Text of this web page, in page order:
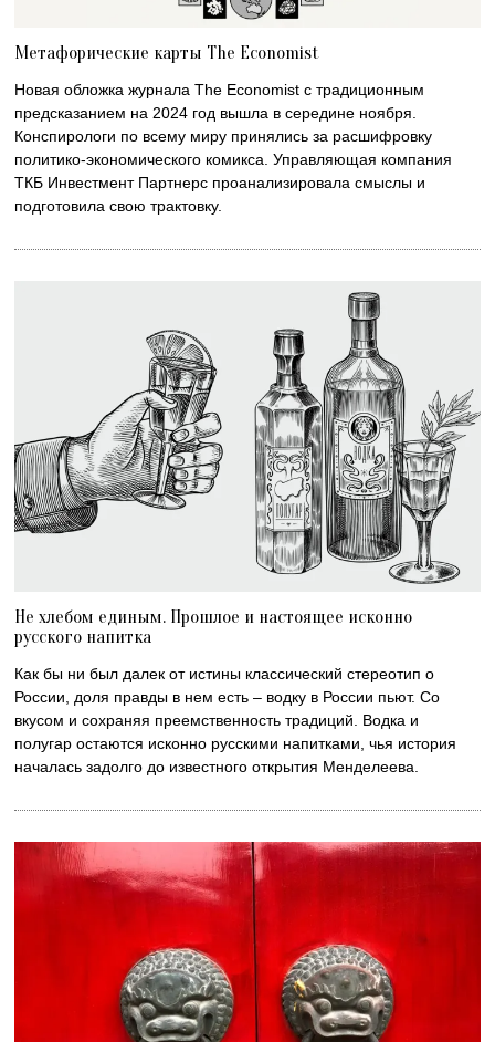
Метафорические карты The Economist
Новая обложка журнала The Economist c традиционным
предсказанием на 2024 год вышла в середине ноября.
Конспирологи по всему миру принялись за расшифровку
политико-экономического комикса. Управляющая компания
ТКБ Инвестмент Партнерс проанализировала смыслы и
подготовила свою трактовку.
Не хлебом единым. Прошлое и настоящее исконно
русского напитка
Как бы ни был далек от истины классический стереотип о
России, доля правды в нем есть – водку в России пьют. Со
вкусом и сохраняя преемственность традиций. Водка и
полугар остаются исконно русскими напитками, чья история
началась задолго до известного открытия Менделеева.